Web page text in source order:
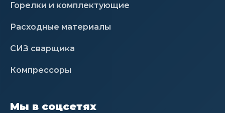
Горелки и комплектующие
Расходные материалы
СИЗ сварщика
Компрессоры
Мы в соцсетях